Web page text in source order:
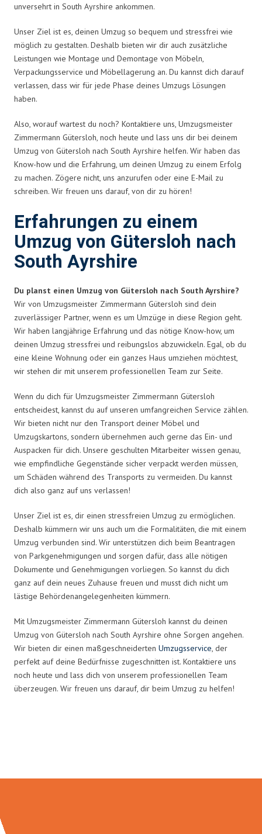
unversehrt in South Ayrshire ankommen.
Unser Ziel ist es, deinen Umzug so bequem und stressfrei wie
möglich zu gestalten. Deshalb bieten wir dir auch zusätzliche
Leistungen wie Montage und Demontage von Möbeln,
Verpackungsservice und Möbellagerung an. Du kannst dich darauf
verlassen, dass wir für jede Phase deines Umzugs Lösungen
haben.
Also, worauf wartest du noch? Kontaktiere uns, Umzugsmeister
Zimmermann Gütersloh, noch heute und lass uns dir bei deinem
Umzug von Gütersloh nach South Ayrshire helfen. Wir haben das
Know-how und die Erfahrung, um deinen Umzug zu einem Erfolg
zu machen. Zögere nicht, uns anzurufen oder eine E-Mail zu
schreiben. Wir freuen uns darauf, von dir zu hören!
Erfahrungen zu einem
Umzug von Gütersloh nach
South Ayrshire
Du planst einen Umzug von Gütersloh nach South Ayrshire?
Wir von Umzugsmeister Zimmermann Gütersloh sind dein
zuverlässiger Partner, wenn es um Umzüge in diese Region geht.
Wir haben langjährige Erfahrung und das nötige Know-how, um
deinen Umzug stressfrei und reibungslos abzuwickeln. Egal, ob du
eine kleine Wohnung oder ein ganzes Haus umziehen möchtest,
wir stehen dir mit unserem professionellen Team zur Seite.
Wenn du dich für Umzugsmeister Zimmermann Gütersloh
entscheidest, kannst du auf unseren umfangreichen Service zählen.
Wir bieten nicht nur den Transport deiner Möbel und
Umzugskartons, sondern übernehmen auch gerne das Ein- und
Auspacken für dich. Unsere geschulten Mitarbeiter wissen genau,
wie empfindliche Gegenstände sicher verpackt werden müssen,
um Schäden während des Transports zu vermeiden. Du kannst
dich also ganz auf uns verlassen!
Unser Ziel ist es, dir einen stressfreien Umzug zu ermöglichen.
Deshalb kümmern wir uns auch um die Formalitäten, die mit einem
Umzug verbunden sind. Wir unterstützen dich beim Beantragen
von Parkgenehmigungen und sorgen dafür, dass alle nötigen
Dokumente und Genehmigungen vorliegen. So kannst du dich
ganz auf dein neues Zuhause freuen und musst dich nicht um
lästige Behördenangelegenheiten kümmern.
Mit Umzugsmeister Zimmermann Gütersloh kannst du deinen
Umzug von Gütersloh nach South Ayrshire ohne Sorgen angehen.
Wir bieten dir einen maßgeschneiderten Umzugsservice, der
perfekt auf deine Bedürfnisse zugeschnitten ist. Kontaktiere uns
noch heute und lass dich von unserem professionellen Team
überzeugen. Wir freuen uns darauf, dir beim Umzug zu helfen!